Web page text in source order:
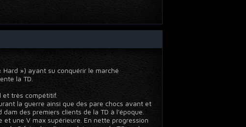
Hard ») ayant su conquérir le marché
la TD.
et très compétitif.
la guerre ainsi que des pare chocs avant et
des premiers clients de la TD à l'époque.
une V max supérieure. En nette progression